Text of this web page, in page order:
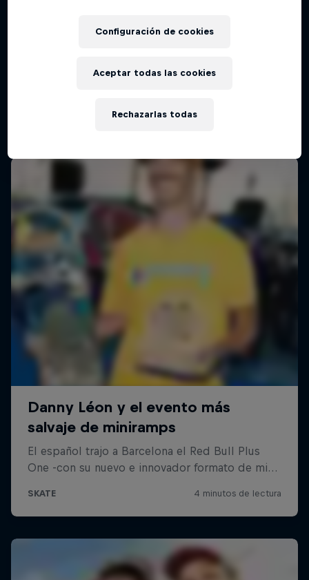
Configuración de cookies
Rechazarlas todas
Aceptar todas las cookies